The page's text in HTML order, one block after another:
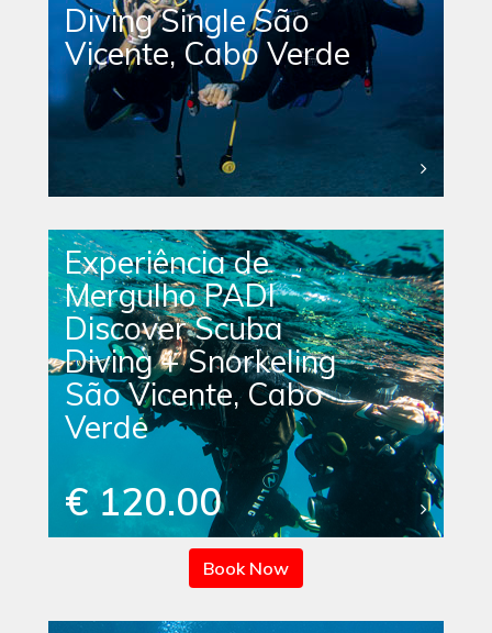
Diving Single São
Vicente, Cabo Verde
Experiência de
Mergulho PADI
Discover Scuba
Diving + Snorkeling
São Vicente, Cabo
Verde
€ 120.00
Book Now